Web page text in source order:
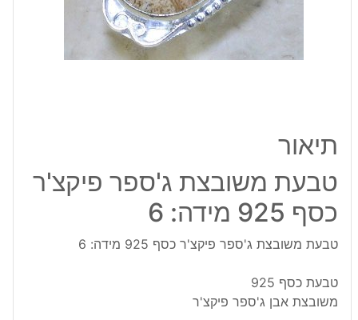
תיאור
טבעת משובצת ג'ספר פיקצ'ר
כסף 925 מידה: 6
טבעת משובצת ג'ספר פיקצ'ר כסף 925 מידה: 6
טבעת כסף 925
משובצת אבן ג'ספר פיקצ'ר